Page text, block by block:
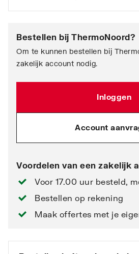
Bestellen bij ThermoNoord?
Om te kunnen bestellen bij
zakelijk account nodig.
Inloggen
Account
Voordelen van een zakelijk
Voor 17.00 uur besteld,
Bestellen op rekening
Maak offertes met je